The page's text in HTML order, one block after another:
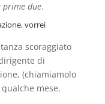
prime due.
vorrei
scoraggiato
di
(chiamiamolo
mese.